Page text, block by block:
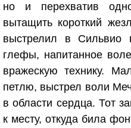
но и перехватив
вытащить короткий
выстрелил в Сильвио
глефы, напитанное
вражескую технику.
петлю, выстрел воли
в области сердца. Тот
к месту, откуда била